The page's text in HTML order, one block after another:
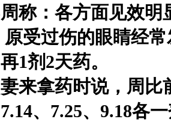
称：各方面见效明
受过伤的眼睛经
1剂2天药。
来拿药时说，周
、7.25、9.18各